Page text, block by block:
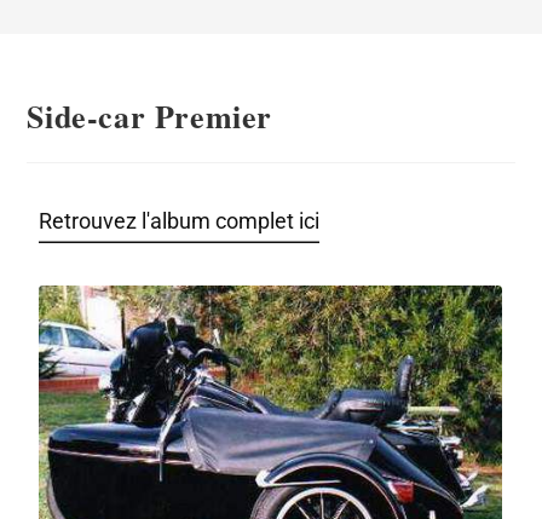
Side-car Premier
Retrouvez l'album complet ici